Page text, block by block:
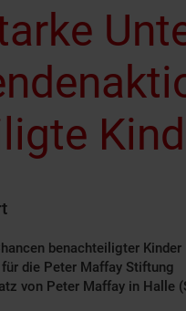
benachteiligter Kinder
die Peter Maffay Stiftung
von Peter Maffay in Halle